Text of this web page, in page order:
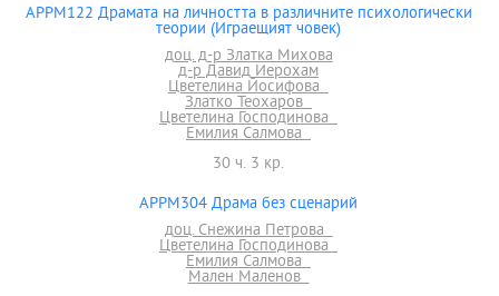
APPM122 Драмата на личността в различните психологически
теории (Играещият човек)
доц. д-р Златка Михова
д-р Давид Иерохам
Цветелина Йосифова
Златко Теохаров
Цветелина Господинова
Емилия Салмова
30 ч. 3 кр.
APPM304 Драма без сценарий
доц. Снежина Петрова
Цветелина Господинова
Емилия Салмова
Мален Маленов